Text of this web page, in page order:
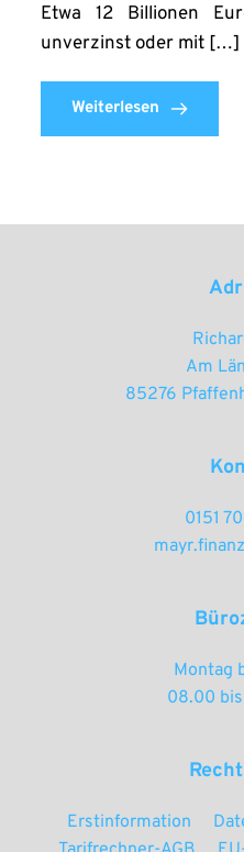
Etwa 12 Billionen
unverzinst oder mit […]
Weiterlesen
Am
85276
0151
Montag
08.00
Erstinformation